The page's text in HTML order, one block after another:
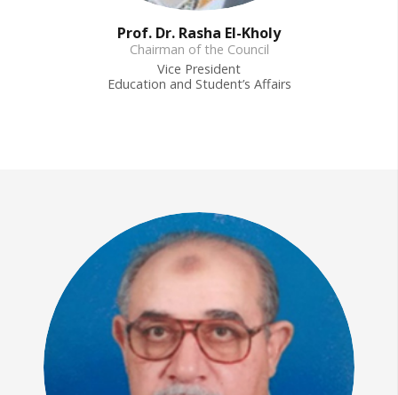
Prof. Dr. Rasha El-Kholy
Chairman of the Council
Vice President
Education and Student’s Affairs